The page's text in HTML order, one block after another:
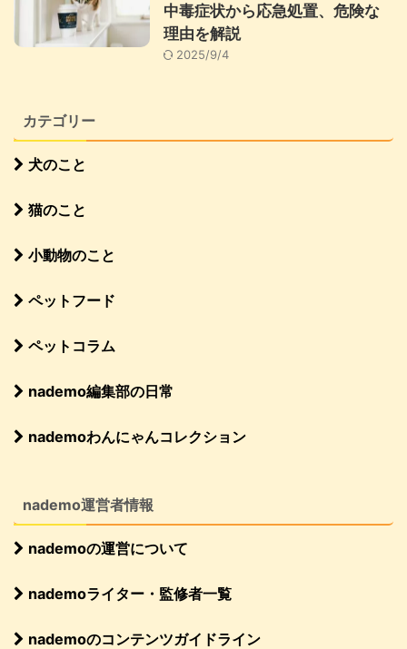
中毒症状から応急処置、危険な
理由を解説
2025/9/4
カテゴリー
犬のこと
猫のこと
小動物のこと
ペットフード
ペットコラム
nademo編集部の日常
nademoわんにゃんコレクション
nademo運営者情報
nademoの運営について
nademoライター・監修者一覧
nademoのコンテンツガイドライン